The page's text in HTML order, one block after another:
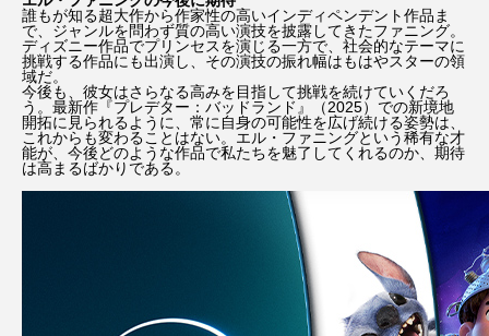
誰もが知る超大作から作家性の高いインディペンデント作品ま
で、ジャンルを問わず質の高い演技を披露してきたファニング。
ディズニー作品でプリンセスを演じる一方で、社会的なテーマに
挑戦する作品にも出演し、その演技の振れ幅はもはやスターの領
域だ。
今後も、彼女はさらなる高みを目指して挑戦を続けていくだろ
う。最新作『プレデター：バッドランド』（2025）での新境地
開拓に見られるように、常に自身の可能性を広げ続ける姿勢は、
これからも変わることはない。エル・ファニングという稀有な才
能が、今後どのような作品で私たちを魅了してくれるのか、期待
は高まるばかりである。